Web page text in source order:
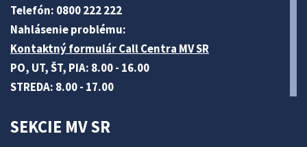
Telefón: 0800 222 222
Nahlásenie problému:
Kontaktný formulár Call Centra MV SR
PO, UT, ŠT, PIA: 8.00 - 16.00
STREDA: 8.00 - 17.00
SEKCIE MV SR